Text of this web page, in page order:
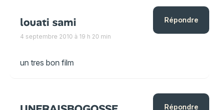
louati sami
4 septembre 2010 à 19 h 20 min
un tres bon film
Répondre
Répondre